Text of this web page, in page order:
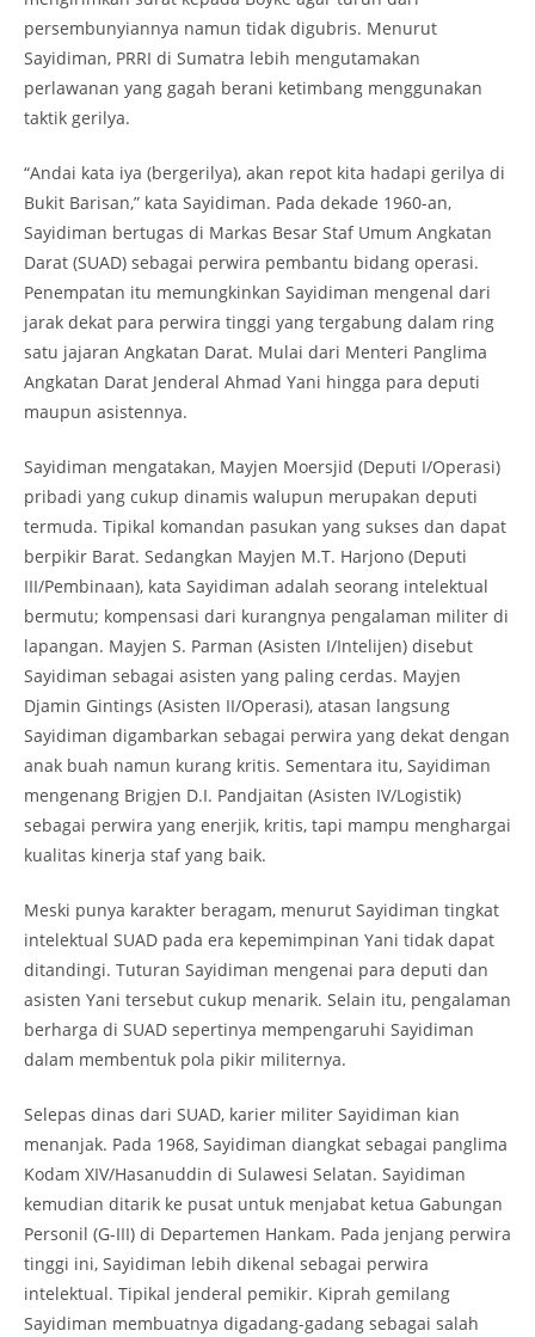
persembunyiannya namun tidak digubris. Menurut
Sayidiman, PRRI di Sumatra lebih mengutamakan
perlawanan yang gagah berani ketimbang menggunakan
taktik gerilya.
“Andai kata iya (bergerilya), akan repot kita hadapi gerilya di
Bukit Barisan,” kata Sayidiman. Pada dekade 1960-an,
Sayidiman bertugas di Markas Besar Staf Umum Angkatan
Darat (SUAD) sebagai perwira pembantu bidang operasi.
Penempatan itu memungkinkan Sayidiman mengenal dari
jarak dekat para perwira tinggi yang tergabung dalam ring
satu jajaran Angkatan Darat. Mulai dari Menteri Panglima
Angkatan Darat Jenderal Ahmad Yani hingga para deputi
maupun asistennya.
Sayidiman mengatakan, Mayjen Moersjid (Deputi I/Operasi)
pribadi yang cukup dinamis walupun merupakan deputi
termuda. Tipikal komandan pasukan yang sukses dan dapat
berpikir Barat. Sedangkan Mayjen M.T. Harjono (Deputi
III/Pembinaan), kata Sayidiman adalah seorang intelektual
bermutu; kompensasi dari kurangnya pengalaman militer di
lapangan. Mayjen S. Parman (Asisten I/Intelijen) disebut
Sayidiman sebagai asisten yang paling cerdas. Mayjen
Djamin Gintings (Asisten II/Operasi), atasan langsung
Sayidiman digambarkan sebagai perwira yang dekat dengan
anak buah namun kurang kritis. Sementara itu, Sayidiman
mengenang Brigjen D.I. Pandjaitan (Asisten IV/Logistik)
sebagai perwira yang enerjik, kritis, tapi mampu menghargai
kualitas kinerja staf yang baik.
Meski punya karakter beragam, menurut Sayidiman tingkat
intelektual SUAD pada era kepemimpinan Yani tidak dapat
ditandingi. Tuturan Sayidiman mengenai para deputi dan
asisten Yani tersebut cukup menarik. Selain itu, pengalaman
berharga di SUAD sepertinya mempengaruhi Sayidiman
dalam membentuk pola pikir militernya.
Selepas dinas dari SUAD, karier militer Sayidiman kian
menanjak. Pada 1968, Sayidiman diangkat sebagai panglima
Kodam XIV/Hasanuddin di Sulawesi Selatan. Sayidiman
kemudian ditarik ke pusat untuk menjabat ketua Gabungan
Personil (G-III) di Departemen Hankam. Pada jenjang perwira
tinggi ini, Sayidiman lebih dikenal sebagai perwira
intelektual. Tipikal jenderal pemikir. Kiprah gemilang
Sayidiman membuatnya digadang-gadang sebagai salah